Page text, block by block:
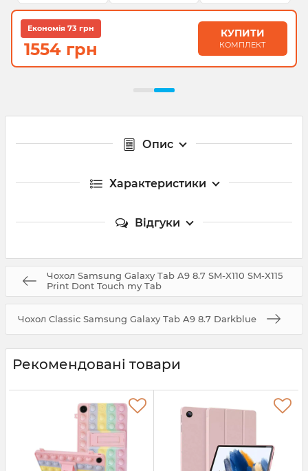
Економія 73 грн
1554 грн
КУПИТИ
КОМПЛЕКТ
Опис
Характеристики
Відгуки
Чохол Samsung Galaxy Tab A9 8.7 SM-X110 SM-X115
Print Dont Touch my Tab
Чохол Classic Samsung Galaxy Tab A9 8.7 Darkblue
Рекомендовані товари